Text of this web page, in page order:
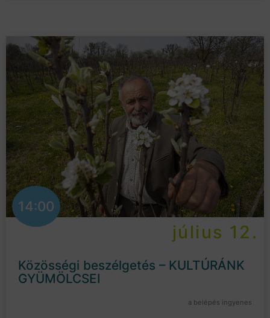
14:00
július 12.
Közösségi beszélgetés – KULTÚRÁNK
GYÜMÖLCSEI
a belépés ingyenes